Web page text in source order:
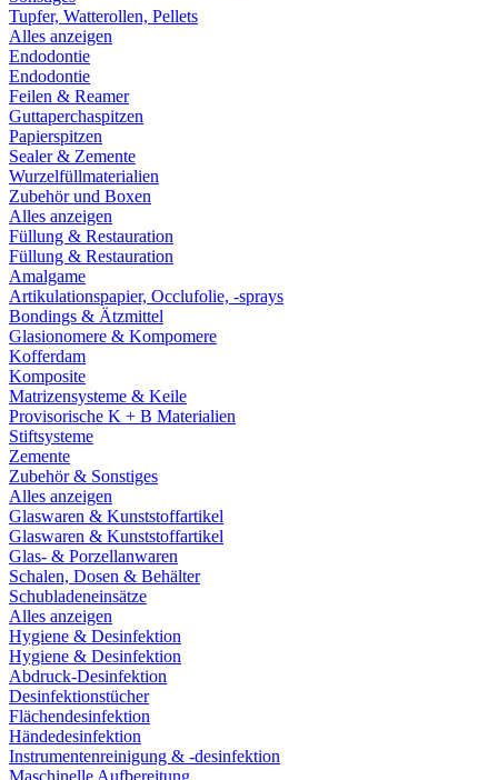
Tupfer, Watterollen, Pellets
Alles anzeigen
Endodontie
Endodontie
Feilen & Reamer
Guttaperchaspitzen
Papierspitzen
Sealer & Zemente
Wurzelfüllmaterialien
Zubehör und Boxen
Alles anzeigen
Füllung & Restauration
Füllung & Restauration
Amalgame
Artikulationspapier, Occlufolie, -sprays
Bondings & Ätzmittel
Glasionomere & Kompomere
Kofferdam
Komposite
Matrizensysteme & Keile
Provisorische K + B Materialien
Stiftsysteme
Zemente
Zubehör & Sonstiges
Alles anzeigen
Glaswaren & Kunststoffartikel
Glaswaren & Kunststoffartikel
Glas- & Porzellanwaren
Schalen, Dosen & Behälter
Schubladeneinsätze
Alles anzeigen
Hygiene & Desinfektion
Hygiene & Desinfektion
Abdruck-Desinfektion
Desinfektionstücher
Flächendesinfektion
Händedesinfektion
Instrumentenreinigung & -desinfektion
Maschinelle Aufbereitung